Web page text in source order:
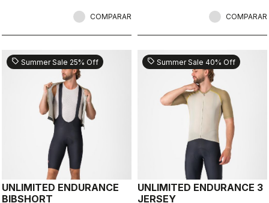
COMPARAR COMPARAR
sell Summer Sale 25% Off
UNLIMITED ENDURANCE
BIBSHORT
sell Summer Sale 40% Off
UNLIMITED ENDURANCE 3
JERSEY